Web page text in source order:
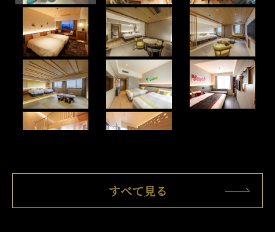
すべて見る